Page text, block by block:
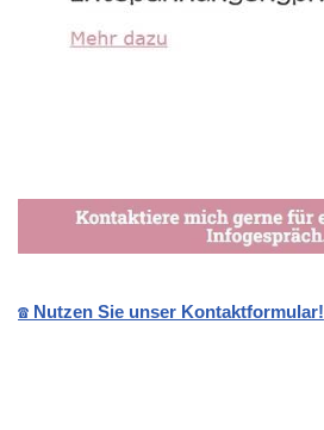
☎️ Nutzen Sie unser Kontaktformular!